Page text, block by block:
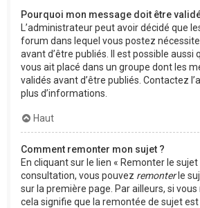
Pourquoi mon message doit être
L’administrateur peut avoir décidé que
forum dans lequel vous postez
avant d’être publiés. Il est possible aussi
vous ait placé dans un groupe dont les
validés avant d’être publiés. Contactez
plus d’informations.
Haut
Comment remonter mon sujet ?
En cliquant sur le lien « Remonter le sujet
consultation, vous pouvez remonterle
sur la première page. Par ailleurs, si
cela signifie que la remontée de sujet